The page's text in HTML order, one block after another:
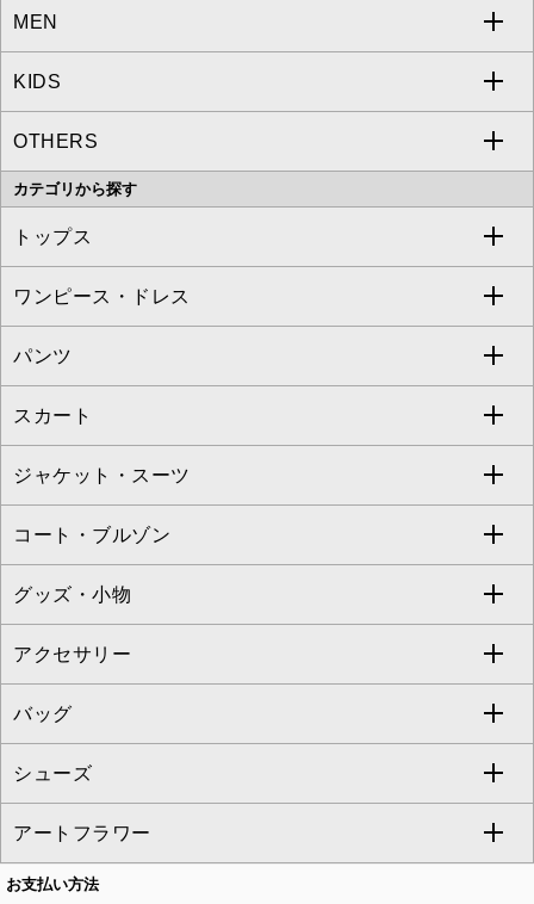
a.v.v
MICHEL KLEIN
MK MICHEL KLEIN
OFUON le MK
MEN
a.v.v
MICHEL KLEIN HOMME
MK MICHEL KLEIN HOMME
KIDS
a.v.v
OTHERS
MK MICHEL KLEIN BAG
カテゴリから探す
トップス
すべてのトップス
カットソー・Tシャツ
ブラウス・シャツ
ニット・セーター
カーディガン
アンサンブルセット
ベスト・ジレ
パーカー
タンクトップ・キャミソール
スウェット・ジャージー
その他のトップス
ワンピース・ドレス
すべてのワンピース・ドレス
ワンピース
ドレス
チュニック
ジャンパースカート
その他のワンピース・ドレス
パンツ
すべてのパンツ
フルレングスパンツ
クロップド・半端丈パンツ
ガウチョ・ワイドパンツ
ハーフ・ショート丈パンツ
サロペット・オールインワン
その他のパンツ
スカート
すべてのスカート
ロング・マキシ丈スカート
ひざ丈スカート
ミモレ丈スカート
ショート・ミニ丈スカート
その他のスカート
ジャケット・スーツ
すべてのジャケット・スーツ
テーラードジャケット
ノーカラージャケット
セットアップ
セットアップジャケット
セットアップパンツ
セットアップスカート
コート・ブルゾン
すべてのコート・ブルゾン
トレンチコート
ピーコート
ダッフルコート
チェスターコート
モッズコート
グッズ・小物
すべてのグッズ・小物
マスク
ストール・マフラー・スヌード
ベルト・サスペンダー
帽子
アクセサリー
すべてのアクセサリー
ネックレス
ピアス・イヤリング
ブレスレット・バングル
バッグ
すべてのバッグ
トートバッグ
ショルダーバッグ
シューズ
すべてのシューズ
パンプス
アートフラワー
すべてのアートフラワー
お支払い方法